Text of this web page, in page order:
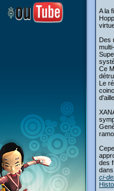
A la
Des
Ce
Le
des
ci-